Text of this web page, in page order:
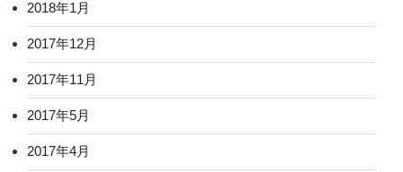
2018年1月
2017年12月
2017年11月
2017年5月
2017年4月